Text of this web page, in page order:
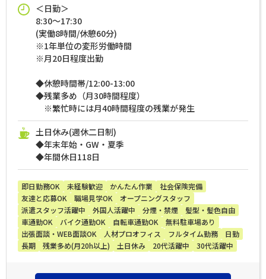
＜日勤＞
8:30～17:30
(実働8時間/休憩60分)
※1年単位の変形労働時間
※月20日程度出勤
◆休憩時間帯/12:00-13:00
◆残業多め（月30時間程度）
※繁忙時には月40時間程度の残業が発生
土日休み(週休二日制)
◆年末年始・GW・夏季
◆年間休日118日
即日勤務OK 未経験歓迎 かんたん作業
社会保険完備
友達と応募OK
職場見学OK
オープニングスタッフ
派遣スタッフ活躍中
外国人活躍中 分煙・禁煙
髪型・髪色自由
車通勤OK
バイク通勤OK 自転車通勤OK
無料駐車場あり
出張面談・WEB面談OK
人材プロオフィス フルタイム勤務
日勤
長期
残業多め(月20h以上) 土日休み 20代活躍中 30代活躍中